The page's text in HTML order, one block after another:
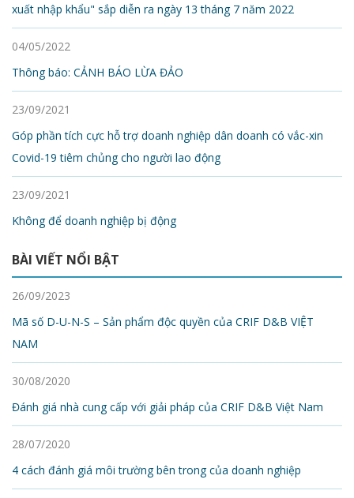
xuất nhập khẩu" sắp diễn ra ngày 13 tháng 7 năm 2022
04/05/2022
Thông báo: CẢNH BÁO LỪA ĐẢO
23/09/2021
Góp phần tích cực hỗ trợ doanh nghiệp dân doanh có vắc-xin
Covid-19 tiêm chủng cho người lao động
23/09/2021
Không để doanh nghiệp bị động
BÀI VIẾT NỔI BẬT
26/09/2023
Mã số D-U-N-S – Sản phẩm độc quyền của CRIF D&B VIỆT
NAM
30/08/2020
Đánh giá nhà cung cấp với giải pháp của CRIF D&B Việt Nam
28/07/2020
4 cách đánh giá môi trường bên trong của doanh nghiệp